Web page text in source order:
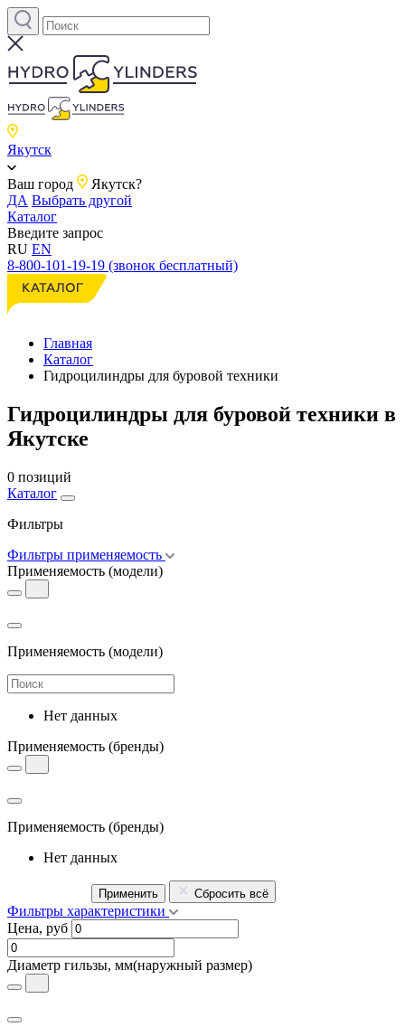
Якутск
Ваш город
Якутск?
ДА Выбрать другой
Каталог
Введите запрос
RU EN
8-800-101-19-19 (звонок бесплатный)
Главная
Каталог
Гидроцилиндры для буровой техники
Гидроцилиндры для буровой техники в
Якутске
0 позиций
Каталог
Фильтры
Фильтры применяемость
Применяемость (модели)
Применяемость (модели)
Нет данных
Применяемость (бренды)
Применяемость (бренды)
Нет данных
Применить Сбросить всё
Фильтры характеристики
Цена, руб
Диаметр гильзы, мм(наружный размер)